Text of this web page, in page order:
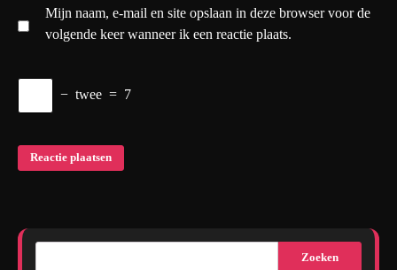
Mijn naam, e-mail en site opslaan in deze browser voor de
volgende keer wanneer ik een reactie plaats.
− twee = 7
Zoeken